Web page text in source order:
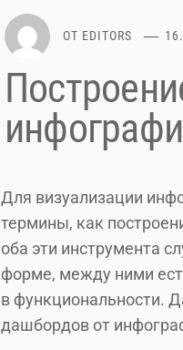
ОТ EDITORS
Для визуализации
термины, как
оба эти инструмента
форме, между ними
в функциональности.
дашбордов от